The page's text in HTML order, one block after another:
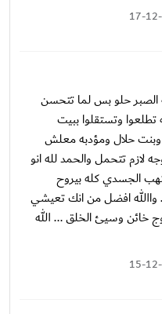
17-
حلو بس لما تتحسن
وتستقلوا ببيت
حلال ومؤدبه معلش
لازم تتحمل والحمد لله انو
الجسدي كله بيروح
واالله افضل من انك تعيشي
خائن وسيئ الخلق ... الله
15-